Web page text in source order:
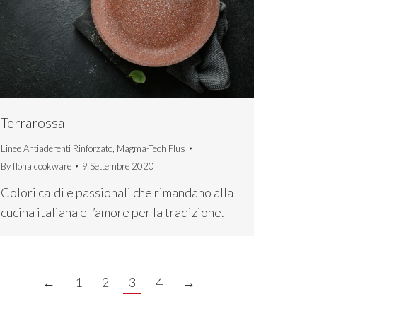
Terrarossa
Linee Antiaderenti Rinforzato Magma-Tech Plus
Byflonalcookware 9 Settembre 2020
Colori caldi e passionali che rimandano alla
cucina italiana e l’amore per la tradizione.
← 1 2 3 4 →